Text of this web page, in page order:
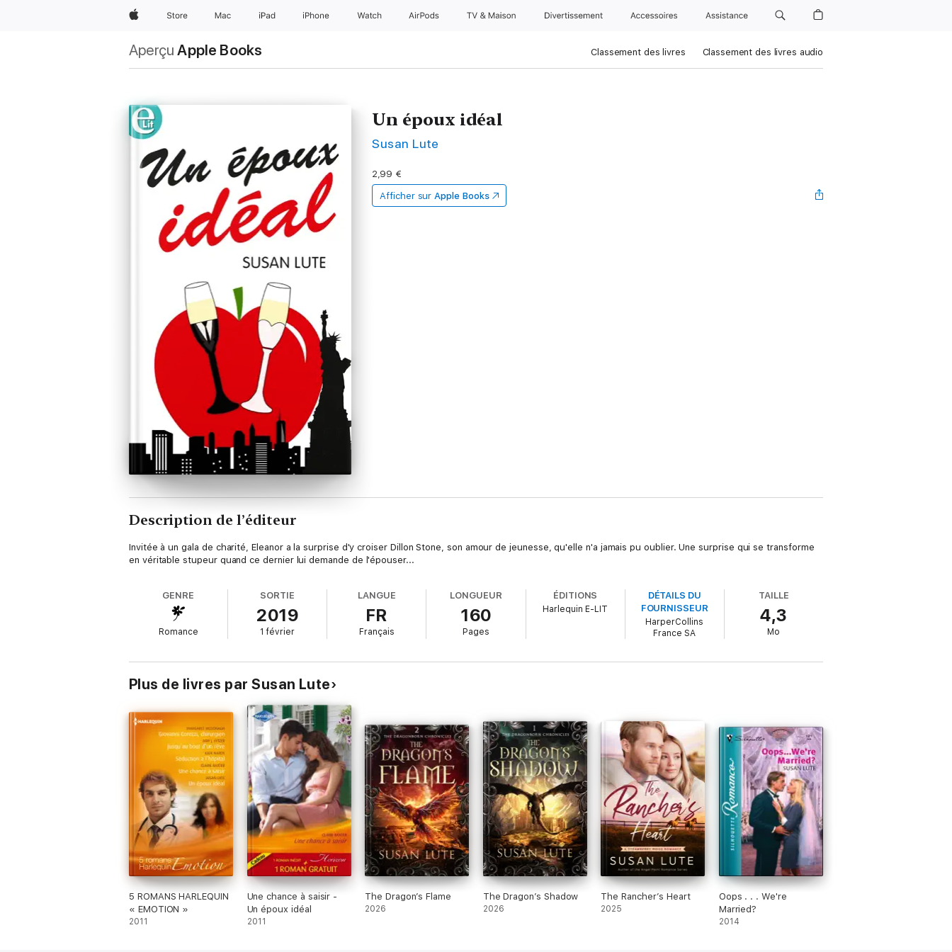
AppleStore Mac iPad iPhone Watch AirPods TV & Maison Divertissements Accessoires Assistance
Aperçu Apple Books Classement des livres Classement des livres audio
Un époux idéal
Susan Lute
2,99 €
Afficher sur Apple Books
Description de l’éditeur
Invitée à un gala de charité, Eleanor a la surprise d'y croiser Dillon Stone, son amour de jeunesse, qu'elle n'a jamais pu oublier. Une surprise qui se transforme
en véritable stupeur quand ce dernier lui demande de l'épouser...
GENRE
Romance
SORTIE
2019
1 février
LANGUE
FR
Français
LONGUEUR
160
Pages
ÉDITIONS
Harlequin E-LIT
DÉTAILS DU
FOURNISSEUR
HarperCollins
France SA
TAILLE
4,3
Mo
Plus de livres par Susan Lute
5 ROMANS HARLEQUIN
« EMOTION »
2011
Une chance à saisir -
Un époux idéal
2011
The Dragon’s Flame
2026
The Dragon’s Shadow
2026
The Rancher’s Heart
2025
Oops . . . We're
Married?
2014